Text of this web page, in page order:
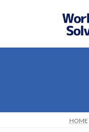
プ
動
HOME